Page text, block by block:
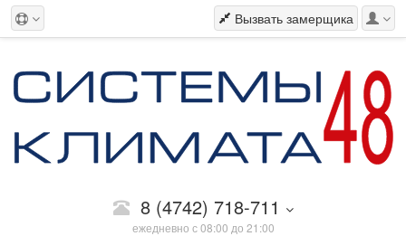
Вызвать замерщика
8 (4742) 718-711
ежедневно с 08:00 до 21:00